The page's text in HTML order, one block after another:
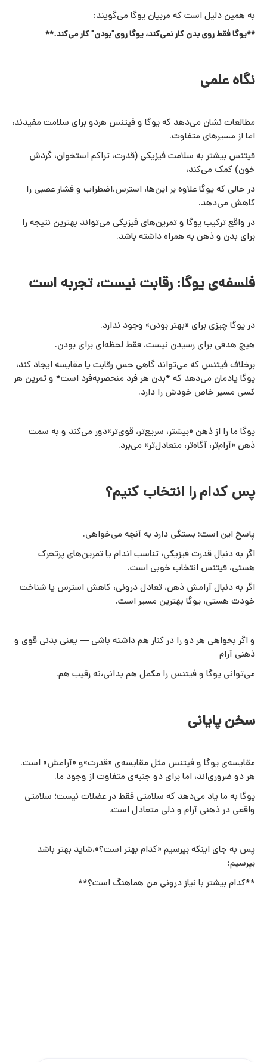
به همین دلیل است که مربیان یوگا می‌گویند:
**یوگا فقط روی بدن کار نمی‌کند، یوگا روی"بودن" کار می‌کند.**
نگاه علمی
مطالعات نشان می‌دهد که یوگا و فیتنس هردو برای سلامت مفیدند،
اما از مسیرهای متفاوت.
فیتنس بیشتر به سلامت فیزیکی (قدرت، تراکم استخوان، گردش
خون) کمک می‌کند،
در حالی که یوگا علاوه بر این‌ها، استرس،اضطراب و فشار عصبی را
کاهش می‌دهد.
در واقع ترکیب یوگا و تمرین‌های فیزیکی می‌تواند بهترین نتیجه را
برای بدن و ذهن به همراه داشته باشد.
فلسفه‌ی یوگا: رقابت نیست، تجربه است
در یوگا چیزی برای «بهتر بودن» وجود ندارد.
هیچ هدفی برای رسیدن نیست، فقط لحظه‌ای برای بودن.
برخلاف فیتنس که می‌تواند گاهی حس رقابت یا مقایسه ایجاد کند،
یوگا یادمان می‌دهد که *بدن هر فرد منحصربه‌فرد است* و تمرین هر
کسی مسیر خاص خودش را دارد.
یوگا ما را از ذهن «بیشتر، سریع‌تر، قوی‌تر»دور می‌کند و به سمت
ذهن «آرام‌تر، آگاه‌تر، متعادل‌تر» می‌برد.
پس کدام را انتخاب کنیم؟
پاسخ این است: بستگی دارد به آنچه می‌خواهی.
اگر به دنبال قدرت فیزیکی، تناسب اندام یا تمرین‌های پرتحرک
هستی، فیتنس انتخاب خوبی است.
اگر به دنبال آرامش ذهن، تعادل درونی، کاهش استرس یا شناخت
خودت هستی، یوگا بهترین مسیر است.
و اگر بخواهی هر دو را در کنار هم داشته باشی — یعنی بدنی قوی و
ذهنی آرام —
می‌توانی یوگا و فیتنس را مکمل هم بدانی،نه رقیب هم.
سخن پایانی
مقایسه‌ی یوگا و فیتنس مثل مقایسه‌ی «قدرت»و «آرامش» است.
هر دو ضروری‌اند، اما برای دو جنبه‌ی متفاوت از وجود ما.
یوگا به ما یاد می‌دهد که سلامتی فقط در عضلات نیست؛ سلامتی
واقعی در ذهنی آرام و دلی متعادل است.
پس به جای اینکه بپرسیم «کدام بهتر است؟»،شاید بهتر باشد
بپرسیم:
**کدام بیشتر با نیاز درونی من هماهنگ است؟**